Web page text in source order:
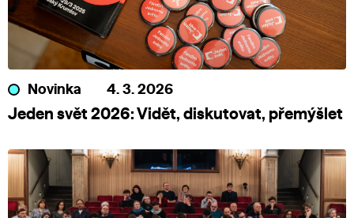
Novinka 4. 3. 2026
Jeden svět 2026: Vidět, diskutovat, přemýšlet